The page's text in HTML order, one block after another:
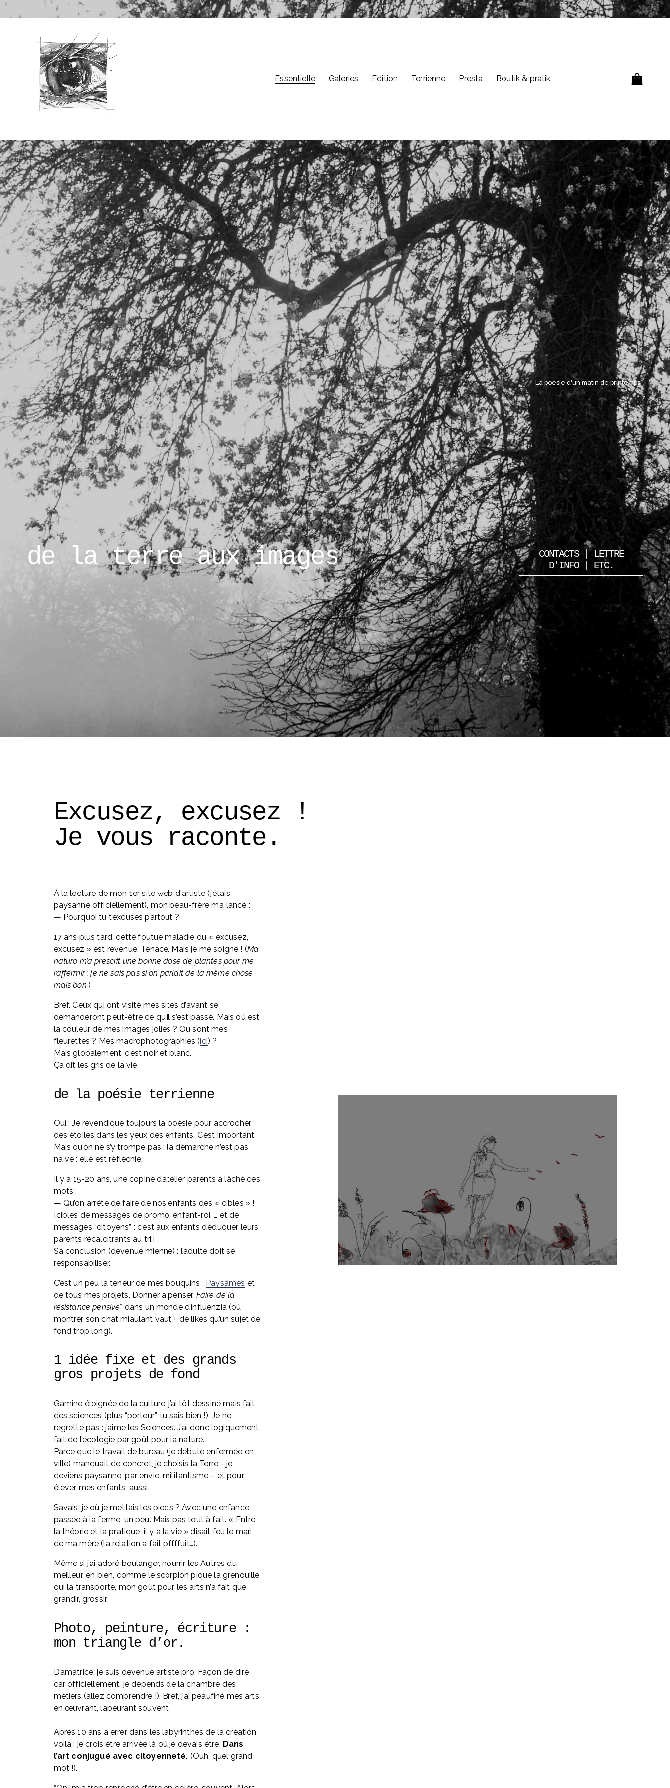
Essentielle Galeries Edition Terrienne Presta Boutik & pratik
de la terre aux images
La poésie d'un matin de printemps.
CONTACTS | LETTRE
D'INFO | ETC.
Excusez, excusez !
Je vous raconte.
À la lecture de mon 1er site web d'artiste (j’étais
paysanne officiellement), mon beau-frère m’a lancé :
— Pourquoi tu t’excuses partout ?
17 ans plus tard, cette foutue maladie du « excusez,
excusez » est revenue. Tenace. Mais je me soigne ! (Ma
naturo m’a prescrit une bonne dose de plantes pour me
raffermir ; je ne sais pas si on parlait de la même chose
mais bon.)
Bref. Ceux qui ont visité mes sites d’avant se
demanderont peut-être ce qu’il s’est passé. Mais où est
la couleur de mes images jolies ? Où sont mes
fleurettes ? Mes macrophotographies (ici) ?
Mais globalement, c’est noir et blanc.
Ça dit les gris de la vie.
de la poésie terrienne
Oui : Je revendique toujours la poésie pour accrocher
des étoiles dans les yeux des enfants. C’est important.
Mais qu’on ne s’y trompe pas : la démarche n’est pas
naïve : elle est réfléchie.
Il y a 15-20 ans, une copine d’atelier parents a lâché ces
mots :
— Qu’on arrête de faire de nos enfants des « cibles » !
[cibles de messages de promo, enfant-roi, … et de
messages “citoyens” : c’est aux enfants d’éduquer leurs
parents récalcitrants au tri.]
Sa conclusion (devenue mienne) : l’adulte doit se
responsabiliser.
C’est un peu la teneur de mes bouquins : Paysâmes et
de tous mes projets. Donner à penser. Faire de la
résistance pensive* dans un monde d’influenzia (où
montrer son chat miaulant vaut + de likes qu’un sujet de
fond trop long).
1 idée fixe et des grands
gros projets de fond
Gamine éloignée de la culture, j’ai tôt dessiné mais fait
des sciences (plus “porteur”, tu sais bien !). Je ne
regrette pas : j’aime les Sciences. J’ai donc logiquement
fait de l’écologie par goût pour la nature.
Parce que le travail de bureau (je débute enfermée en
ville) manquait de concret, je choisis la Terre - je
deviens paysanne, par envie, militantisme – et pour
élever mes enfants, aussi.
Savais-je où je mettais les pieds ? Avec une enfance
passée à la ferme, un peu. Mais pas tout à fait. « Entre
la théorie et la pratique, il y a la vie » disait feu le mari
de ma mère (la relation a fait pffffuit…).
Même si j’ai adoré boulanger, nourrir les Autres du
meilleur, eh bien, comme le scorpion pique la grenouille
qui la transporte, mon goût pour les arts n’a fait que
grandir, grossir.
Photo, peinture, écriture :
mon triangle d’or.
D’amatrice, je suis devenue artiste pro. Façon de dire
car officiellement, je dépends de la chambre des
métiers (allez comprendre !). Bref, j’ai peaufiné mes arts
en œuvrant, labeurant souvent.
Après 10 ans à errer dans les labyrinthes de la création
voilà : je crois être arrivée là où je devais être. Dans
l’art conjugué avec citoyenneté. (Ouh, quel grand
mot !).